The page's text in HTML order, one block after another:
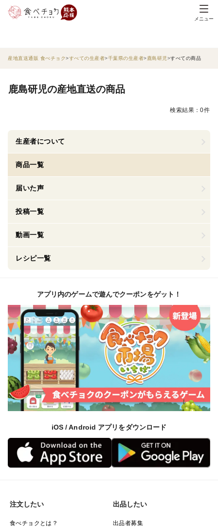
メニュー
産地直送通販 食べチョク すべての生産者 千葉県の生産者 鹿島研児 すべての商品
鹿島研児の産地直送の商品
検索結果：0件
生産者について
商品一覧
届いた声
投稿一覧
動画一覧
レシピ一覧
アプリ内のゲームで遊んでクーポンをゲット！
iOS / Android アプリをダウンロード
注文したい
食べチョクとは？
出品したい
出品者募集